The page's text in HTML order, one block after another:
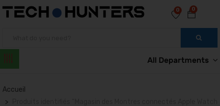
0
0
All Departments
Accueil